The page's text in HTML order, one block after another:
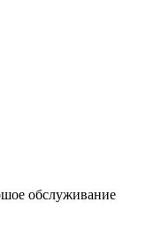
обслуживание